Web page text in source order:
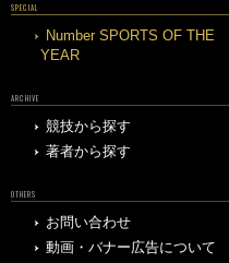
SPECIAL
Number SPORTS OF THE
YEAR
ARCHIVE
競技から探す
著者から探す
OTHERS
お問い合わせ
動画・バナー広告について